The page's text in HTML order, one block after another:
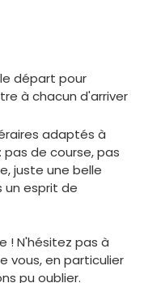
départ pour
à chacun d'arriver
adaptés à
de course, pas
juste une belle
un esprit de
! N'hésitez pas à
vous, en particulier
pu oublier.